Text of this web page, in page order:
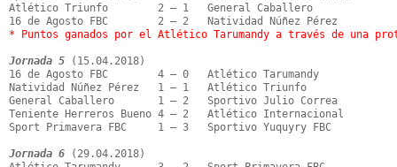
Atlético Triunfo        2 – 1   General Caballero
* Puntos ganados por el Atlético Tarumandy a través de una
Jornada 5 (15.04.2018)
16 de Agosto FBC        4 – 0   Atlético Tarumandy
Natividad Núñez Pérez   1 – 1   Atlético Triunfo
General Caballero       1 – 2   Sportivo Julio Correa
Teniente Herreros Bueno 4 – 2   Atlético Internacional
Sport Primavera FBC     1 – 3   Sportivo Yuquyry FBC
Jornada 6 (29.04.2018)